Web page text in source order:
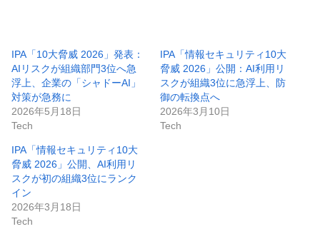
IPA「10大脅威 2026」発表：
AIリスクが組織部門3位へ急
浮上、企業の「シャドーAI」
対策が急務に
2026年5月18日
Tech
IPA「情報セキュリティ10大
脅威 2026」公開：AI利用リ
スクが組織3位に急浮上、防
御の転換点へ
2026年3月10日
Tech
IPA「情報セキュリティ10大
脅威 2026」公開、AI利用リ
スクが初の組織3位にランク
イン
2026年3月18日
Tech